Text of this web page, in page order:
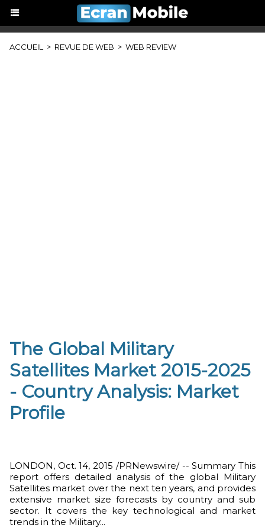
ACCUEIL > REVUE DE WEB > WEB REVIEW
The Global Military
Satellites Market 2015-2025
- Country Analysis: Market
Profile
LONDON, Oct. 14, 2015 /PRNewswire/ -- Summary This
report offers detailed analysis of the global Military
Satellites market over the next ten years, and provides
extensive market size forecasts by country and sub
sector. It covers the key technological and market
trends in the Military...